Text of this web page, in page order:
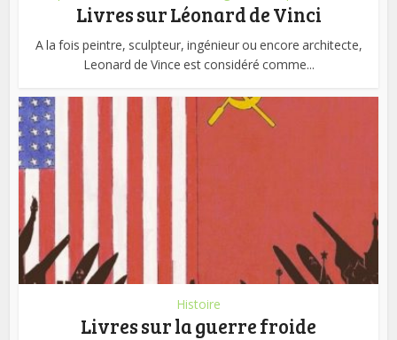
Livres sur Léonard de Vinci
A la fois peintre, sculpteur, ingénieur ou encore architecte,
Leonard de Vince est considéré comme...
Histoire
Livres sur la guerre froide